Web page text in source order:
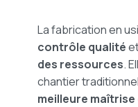
La fabrication en
contrôle qualité
des ressources.
chantier
meilleure